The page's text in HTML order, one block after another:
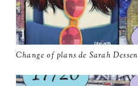
Change of plans de Sarah Dessen